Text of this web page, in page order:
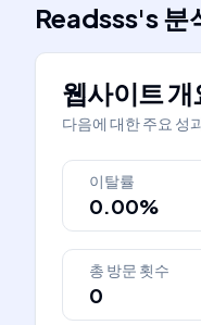
Readsss's분
웹사이트 개
다음에 대한 주요 성
이탈률
0.00%
총 방문 횟수
0